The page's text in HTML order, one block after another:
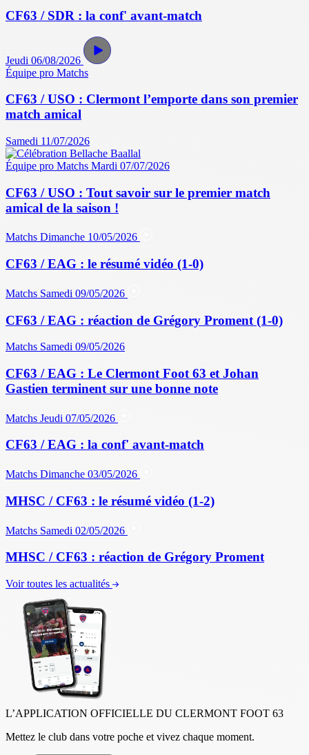
CF63 / SDR : la conf' avant-match
Jeudi 06/08/2026
Équipe pro Matchs
CF63 / USO : Clermont l’emporte dans son premier
match amical
Samedi 11/07/2026
Équipe pro Matchs Mardi 07/07/2026
CF63 / USO : Tout savoir sur le premier match
amical de la saison !
Matchs Dimanche 10/05/2026
CF63 / EAG : le résumé vidéo (1-0)
Matchs Samedi 09/05/2026
CF63 / EAG : réaction de Grégory Proment (1-0)
Matchs Samedi 09/05/2026
CF63 / EAG : Le Clermont Foot 63 et Johan
Gastien terminent sur une bonne note
Matchs Jeudi 07/05/2026
CF63 / EAG : la conf' avant-match
Matchs Dimanche 03/05/2026
MHSC / CF63 : le résumé vidéo (1-2)
Matchs Samedi 02/05/2026
MHSC / CF63 : réaction de Grégory Proment
Voir toutes les actualités
L’APPLICATION OFFICIELLE DU CLERMONT FOOT 63
Mettez le club dans votre poche et vivez chaque moment.